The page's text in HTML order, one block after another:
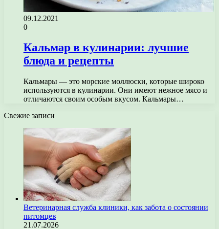
09.12.2021
0
Кальмар в кулинарии: лучшие
блюда и рецепты
Кальмары — это морские моллюски, которые широко
используются в кулинарии. Они имеют нежное мясо и
отличаются своим особым вкусом. Кальмары…
Свежие записи
Ветеринарная служба клиники, как забота о состоянии
питомцев
21.07.2026